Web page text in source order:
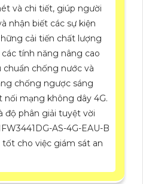
và chi tiết, giúp người
nhận biết các sự kiện
cải tiến chất lượng
tính năng nâng cao
chống nước và
chống ngược sáng
nối mạng không dây 4G.
độ phân giải tuyệt vời
AS-4G-EAU-B
cho việc giám sát an